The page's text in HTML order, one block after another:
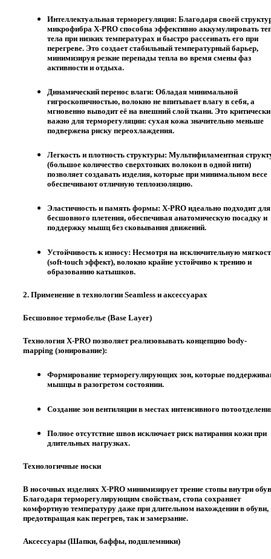
Интеллектуальная терморегуляция: Благодаря своей
микрофибра X-PRO способна эффективно аккумулировать
тела при низких температурах и быстро рассеивать его при
перегреве. Это создает стабильный температурный барьер,
минимизируя резкие перепады тепла во время смены фаз
активности и отдыха.
Динамический перенос влаги: Обладая минимальной
гигроскопичностью, волокно не впитывает влагу в себя, а
мгновенно выводит её на внешний слой ткани. Это критически
важно для терморегуляции: сухая кожа значительно меньше
подвержена риску переохлаждения.
Легкость и плотность структуры: Мультифиламентная
(большое количество сверхтонких волокон в одной нити)
позволяет создавать изделия, которые при минимальном весе
обеспечивают отличную теплоизоляцию.
Эластичность и память формы: X-PRO идеально подходит для
бесшовного плетения, обеспечивая анатомическую посадку и
поддержку мышц без сковывания движений.
Устойчивость к износу: Несмотря на исключительную
(soft-touch эффект), волокно крайне устойчиво к трению и
образованию катышков.
2. Применение в технологии Seamless и аксессуарах
Бесшовное термобелье (Base Layer)
Технология X-PRO позволяет реализовывать концепцию body-
mapping (зонирование):
Формирование терморегулирующих зон, которые
мышцы в разогретом состоянии.
Создание зон вентиляции в местах интенсивного
Полное отсутствие швов исключает риск натирания кожи при
длительных нагрузках.
Технологичные носки
В носочных изделиях X-PRO минимизирует трение стопы внутри
Благодаря терморегулирующим свойствам, стопа сохраняет
комфортную температуру даже при длительном нахождении в обуви,
предотвращая как перегрев, так и замерзание.
Аксессуары (Шапки, баффы, подшлемники)